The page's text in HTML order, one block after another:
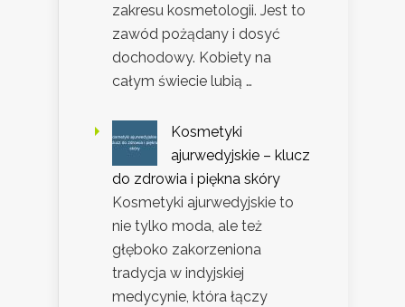
zakresu kosmetologii. Jest to
zawód pożądany i dosyć
dochodowy. Kobiety na
całym świecie lubią …
Kosmetyki
ajurwedyjskie – klucz
do zdrowia i piękna skóry
Kosmetyki ajurwedyjskie to
nie tylko moda, ale też
głęboko zakorzeniona
tradycja w indyjskiej
medycynie, która łączy